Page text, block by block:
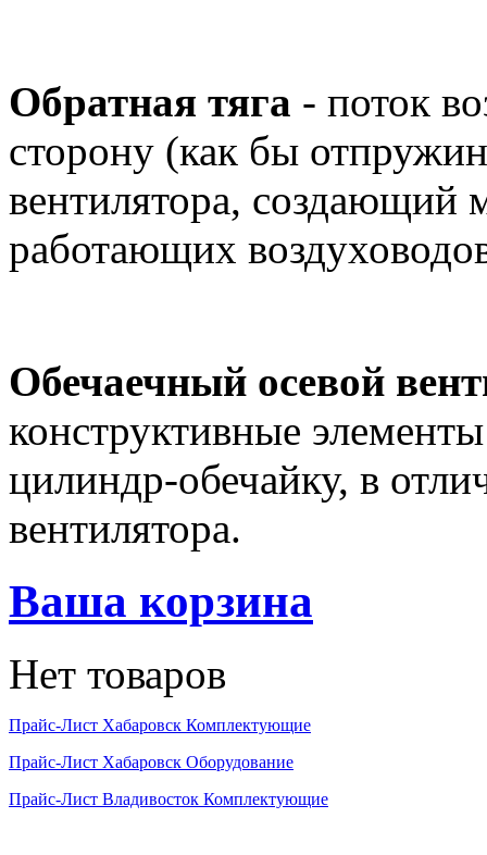
Обратная тяга - поток
сторону (как бы
вентилятора, создающий
работающих
Обечаечный осевой
конструктивные
цилиндр-обечайку, в
вентилятора.
Ваша корзина
Нет товаров
Прайс-Лист Хабаровск Комплектующие
Прайс-Лист Хабаровск Оборудование
Прайс-Лист Владивосток Комплектующие